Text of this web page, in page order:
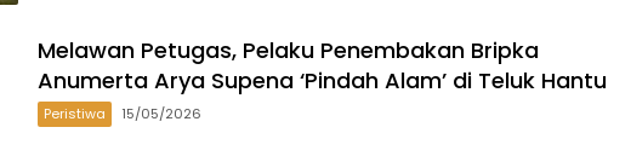
Melawan Petugas, Pelaku Penembakan Bripka
Anumerta Arya Supena ‘Pindah Alam’ di Teluk Hantu
Peristiwa 15/05/2026